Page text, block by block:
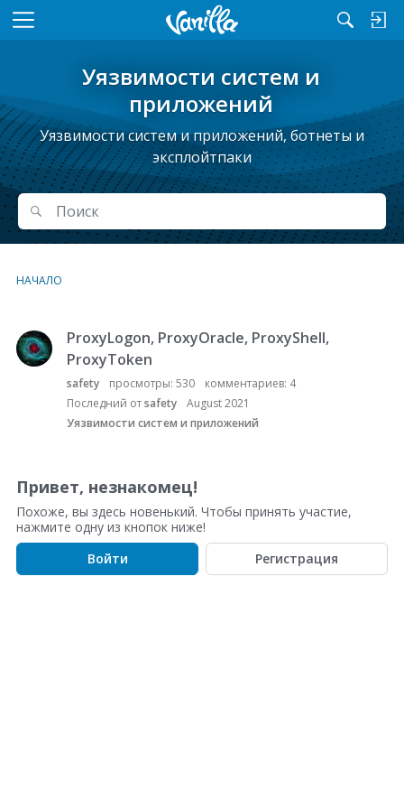
M
Уязвимости систем и
приложений
Уязвимости систем и приложений, ботнеты и
эксплойтпаки
Поиск
Поиск
НАЧАЛО
С
п
б
с
у
ж
е
ProxyLogon, ProxyOracle, ProxyShell,
ProxyToken
safety просмотры: 530 комментариев: 4
Последний отsafety
August 2021
Уязвимости систем и приложений
Привет, незнакомец!
Похоже, вы здесь новенький. Чтобы принять участие,
нажмите одну из кнопок ниже!
Войти
Регистрация